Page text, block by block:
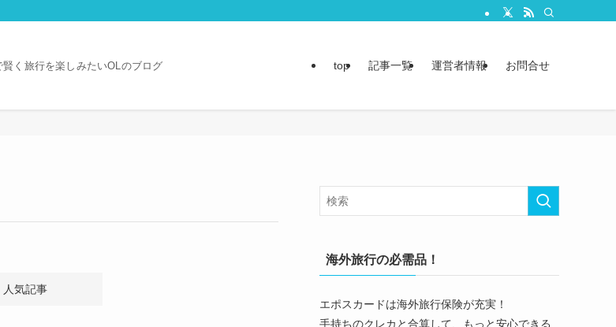
賢く旅行を楽しみたいOLのブログ top 記事一覧 運営者情報 お問合せ
人気記事
海外旅行の必需品！
エポスカードは海外旅行保険が充実！
手持ちのクレカと合算して、もっと安心できる